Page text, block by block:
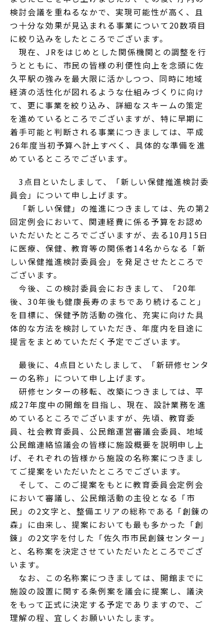
検討会議を重ねるなかで、実現可能性が高く、且
つ十分な効果が見込まれる事業について20数項目
に絞り込みをしたところでございます。
現在、JRをはじめとした関係機関との調整を行
うとともに、市民の皆様の利便性向上を念頭に佐
久平駅の強みを最大限に活かしつつ、同時に地域
経済の活性化が図れるような仕組みづくりに向け
て、更に事業を絞り込み、詳細なスキームの策定
を進めているところでございますが、特に早期に
着手可能と判断される事業につきましては、平成
26年度当初予算へ計上すべく、具体的な準備を進
めているところでございます。
3点目といたしまして、「新しい保健推進検討委
員会」について申し上げます。
「新しい保健」の推進につきましては、先の第2
回定例会において、関連経費に係る予算をお認め
いただいたところでございますが、去る10月15日
に医療、保健、教育等の関係者14名からなる「新
しい保健推進検討委員会」を発足させたところで
ございます。
今後、この検討委員会におきまして、「20年
後、30年後も健康長寿のまちであり続けること」
を目標に、保健予防活動の強化、充実に向けた具
体的な方法を検討していただき、年度内を目途に
提言をまとめていただく予定でございます。
最後に、4点目といたしまして、「新研修センタ
ーの名称」について申し上げます。
研修センターの移転、改築につきましては、平
成27年度中の開館を目指し、現在、設計業務を進
めているところでございますが、先頃、教育委
員、社会教育委員、公民館運営審議会委員、地域
公民館連絡協議会の皆様に施設概要を説明申し上
げ、それぞれの皆様から施設の名称案につきまし
てご提案をいただいたところでございます。
そして、このご提案をもとに教育委員会定例会
において審議し、公民館活動の主役となる「市
民」の2文字と、整備エリアの総称である「創錬の
森」に由来し、提案においても最も多かった「創
錬」の2文字を付した「佐久市市民創錬センター」
と、名称案を決定させていただいたところでござ
います。
なお、この名称案につきましては、開館までに
施設の設置に関する条例案を議会に提案し、議決
をもって正式に決定する予定でありますので、ご
理解の程、宜しくお願いいたします。